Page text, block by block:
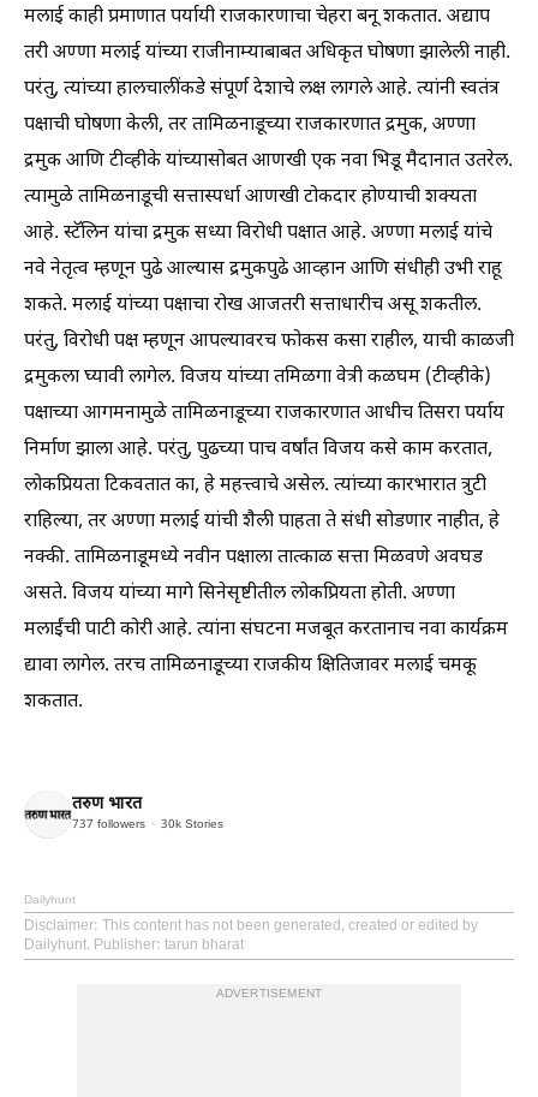
मलाई काही प्रमाणात पर्यायी राजकारणाचा चेहरा बनू शकतात. अद्याप
तरी अण्णा मलाई यांच्या राजीनाम्याबाबत अधिकृत घोषणा झालेली नाही.
परंतु, त्यांच्या हालचालींकडे संपूर्ण देशाचे लक्ष लागले आहे. त्यांनी स्वतंत्र
पक्षाची घोषणा केली, तर तामिळनाडूच्या राजकारणात द्रमुक, अण्णा
द्रमुक आणि टीव्हीके यांच्यासोबत आणखी एक नवा भिडू मैदानात उतरेल.
त्यामुळे तामिळनाडूची सत्तास्पर्धा आणखी टोकदार होण्याची शक्यता
आहे. स्टॅलिन यांचा द्रमुक सध्या विरोधी पक्षात आहे. अण्णा मलाई यांचे
नवे नेतृत्व म्हणून पुढे आल्यास द्रमुकपुढे आव्हान आणि संधीही उभी राहू
शकते. मलाई यांच्या पक्षाचा रोख आजतरी सत्ताधारीच असू शकतील.
परंतु, विरोधी पक्ष म्हणून आपल्यावरच फोकस कसा राहील, याची काळजी
द्रमुकला घ्यावी लागेल. विजय यांच्या तमिळगा वेत्री कळघम (टीव्हीके)
पक्षाच्या आगमनामुळे तामिळनाडूच्या राजकारणात आधीच तिसरा पर्याय
निर्माण झाला आहे. परंतु, पुढच्या पाच वर्षांत विजय कसे काम करतात,
लोकप्रियता टिकवतात का, हे महत्त्वाचे असेल. त्यांच्या कारभारात त्रुटी
राहिल्या, तर अण्णा मलाई यांची शैली पाहता ते संधी सोडणार नाहीत, हे
नक्की. तामिळनाडूमध्ये नवीन पक्षाला तात्काळ सत्ता मिळवणे अवघड
असते. विजय यांच्या मागे सिनेसृष्टीतील लोकप्रियता होती. अण्णा
मलाईंची पाटी कोरी आहे. त्यांना संघटना मजबूत करतानाच नवा कार्यक्रम
द्यावा लागेल. तरच तामिळनाडूच्या राजकीय क्षितिजावर मलाई चमकू
शकतात.
तरुण भारत
737 followers 30k Stories
Dailyhunt
Disclaimer: This content has not been generated, created or edited by
Dailyhunt. Publisher: tarun bharat
ADVERTISEMENT